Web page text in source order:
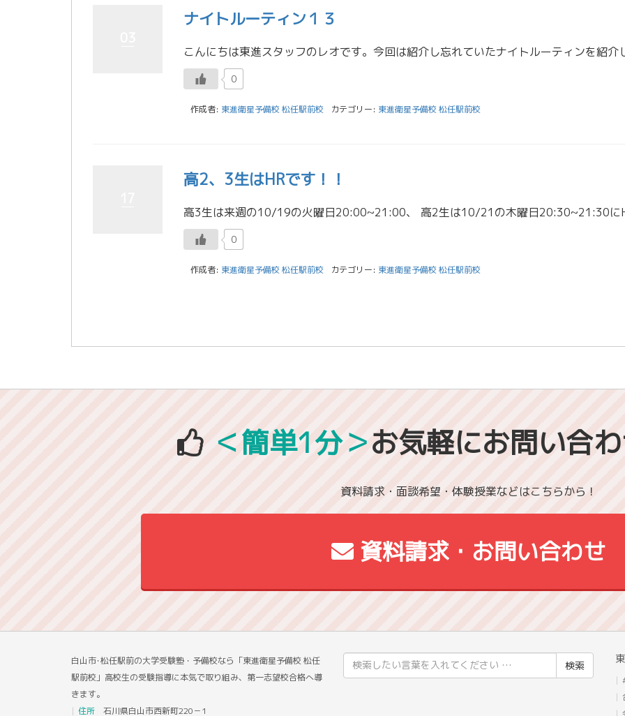
ナイトルーティン１３
0
作成者: 東進衛星予備校 松任駅前校 カテゴリー: 東進衛星予備校 松任駅前校
高2、3生はHRです！！
0
作成者: 東進衛星予備校 松任駅前校 カテゴリー: 東進衛星予備校 松任駅前校
＜簡単1分＞お気軽にお問い合
資料請求・面談希望・体験授業などはこちらから！
資料請求・お問い合わせ
白山市･松任駅前の大学受験塾・予備校なら「東進衛星予備校 松任
駅前校」高校生の受験指導に本気で取り組み、第一志望校合格へ導
きます。
住所 石川県白山市西新町220－1
索